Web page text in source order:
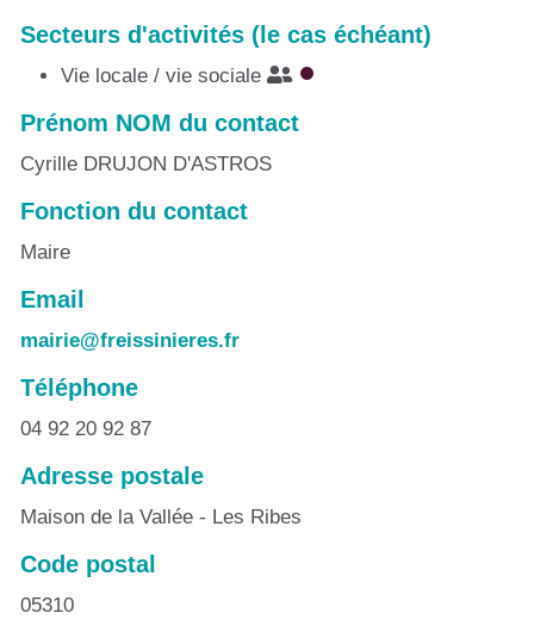
Secteurs d'activités (le cas échéant)
Vie locale / vie sociale
Prénom NOM du contact
Cyrille DRUJON D'ASTROS
Fonction du contact
Maire
Email
mairie@freissinieres.fr
Téléphone
04 92 20 92 87
Adresse postale
Maison de la Vallée - Les Ribes
Code postal
05310